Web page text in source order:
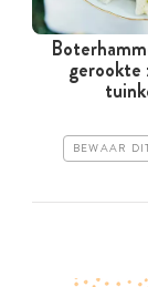
gerookte
BEWAAR